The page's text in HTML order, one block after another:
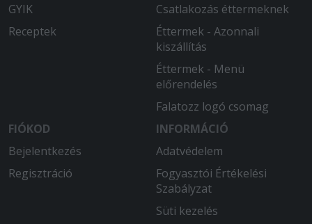
GYIK
Receptek
Csatlakozás éttermeknek
Éttermek - Azonnali
kiszállítás
Éttermek - Menü
előrendelés
Falatozz logó csomag
FIÓKOD
Bejelentkezés
Regisztráció
INFORMÁCIÓ
Adatvédelem
Fogyasztói Értékelési
Szabályzat
Süti kezelés